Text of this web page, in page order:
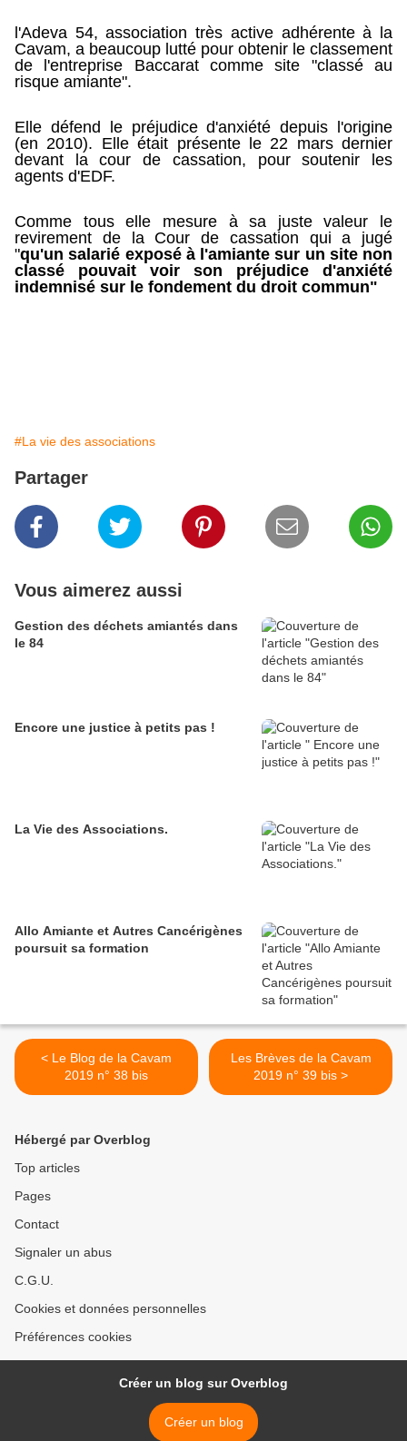
l'Adeva 54, association très active adhérente à la
Cavam, a beaucoup lutté pour obtenir le classement
de l'entreprise Baccarat comme site "classé au
risque amiante".
Elle défend le préjudice d'anxiété depuis l'origine
(en 2010). Elleétait présente le 22 mars dernier
devant la cour de cassation, pour soutenir les
agents d'EDF.
Comme tous elle mesure à sa juste valeur le
revirement de la Cour de cassation qui a jugé
"qu'un salarié exposé à l'amiante sur un site non
classé pouvait voir son préjudice d'anxiété
indemnisé sur le fondement du droit commun"
#La vie des associations
Partager
Vous aimerez aussi
Gestion des déchets amiantés dans
le 84
Encore une justice à petits pas !
La Vie des Associations.
Allo Amiante et Autres Cancérigènes
poursuit sa formation
< Le Blog de la Cavam
2019 n° 38 bis
Les Brèves de la Cavam
2019 n° 39 bis >
Hébergé par Overblog
Top articles
Pages
Contact
Signaler un abus
C.G.U.
Cookies et données personnelles
Préférences cookies
Créer un blog sur Overblog
Créer un blog